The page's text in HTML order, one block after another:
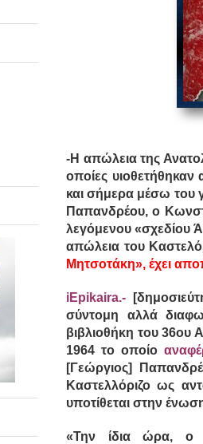
-Η απώλεια της
οποίες
και σήμερα μέσω του
Παπανδρέου, ο
λεγόμενου «σχεδίου
απώλεια του
Μητσοτάκη», έχει
iEpikaira.-
σύντομη αλλά
βιβλιοθήκη του 36ου
1964 το οποίο
[Γεώργιος]
Καστελλόριζο ως
υποτίθεται στην
«Την ίδια ώρα, ο